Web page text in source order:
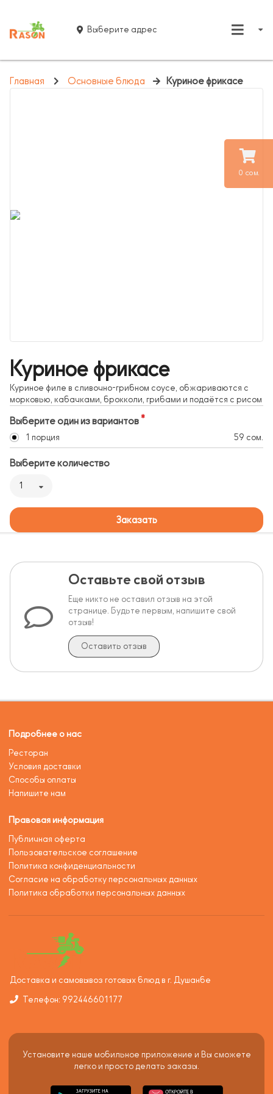
0 сом.
Выберите адрес
Главная Основные блюда Куриное фрикасе
Куриное фрикасе
Куриное филе в сливочно-грибном соусе, обжариваются с
морковью, кабачками, брокколи, грибами и подаётся с рисом
Выберите один из вариантов
1 порция 59 сом.
Выберите количество
1
Заказать
Оставьте свой отзыв
Еще никто не оставил отзыв на этой
странице. Будьте первым, напишите свой
отзыв!
Оставить отзыв
Подробнее о нас
Ресторан
Условия доставки
Способы оплаты
Напишите нам
Правовая информация
Публичная оферта
Пользовательское соглашение
Политика конфиденциальности
Согласие на обработку персональных данных
Политика обработки персональных данных
Доставка и самовывоз готовых блюд в г. Душанбе
Телефон: 992446601177
Установите наше мобильное приложение и Вы сможете
легко и просто делать заказы.